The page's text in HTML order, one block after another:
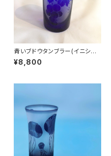
青いブドウタンブラー(イニシャ
ル彫刻)
¥8,800